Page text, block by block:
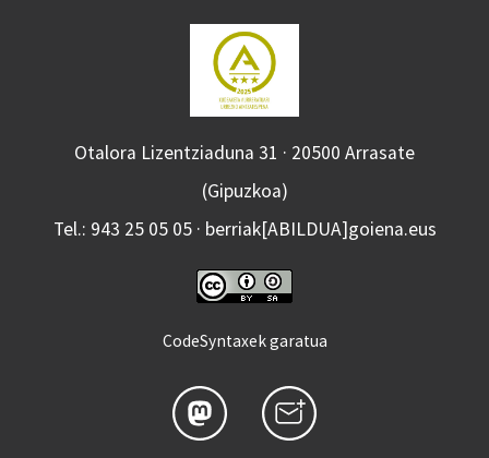
Otalora Lizentziaduna 31 · 20500 Arrasate
(Gipuzkoa)
Tel.: 943 25 05 05 · berriak[ABILDUA]goiena.eus
CodeSyntaxek garatua